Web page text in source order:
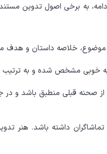
به برخی اصول تدوین
خلاصه داستان و هدف
مشخص شده و به ترتیب
قبلی منطبق باشد و در
تماشاگران داشته باشد. هنر